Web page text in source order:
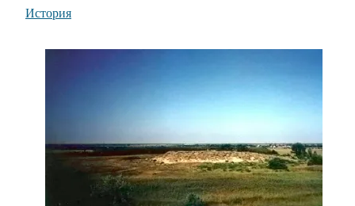
Относится к
История